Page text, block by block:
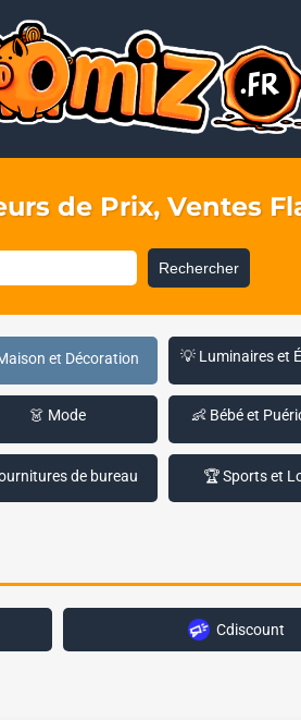
de Prix, Ventes
Rechercher
et Décoration 💡 Luminaires et
👗 Mode 👶 Bébé et
de bureau 🏆 Sports et
Cdiscount